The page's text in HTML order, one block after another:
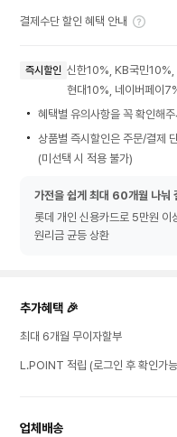
결제수단 할인 혜택 안내
즉시할인 신한10%, KB국민10%,
현대10%, 네이버페이
혜택별 유의사항을 꼭 확인해
상품별 즉시할인은 주문/결제
(미선택 시 적용 불가)
가전을 쉽게 최대 60개월 나눠
롯데 개인 신용카드로 5만원
원리금 균등 상환
추가혜택 🎉
최대 6개월 무이자할부
L.POINT 적립 (로그인 후 확인가
업체배송